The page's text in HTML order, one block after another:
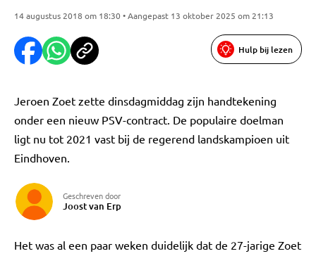
14 augustus 2018 om 18:30 • Aangepast 13 oktober 2025 om 21:13
Hulp bij lezen
Jeroen Zoet zette dinsdagmiddag zijn handtekening
onder een nieuw PSV-contract. De populaire doelman
ligt nu tot 2021 vast bij de regerend landskampioen uit
Eindhoven.
Geschreven door
Joost van Erp
Het was al een paar weken duidelijk dat de 27-jarige Zoet